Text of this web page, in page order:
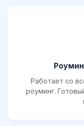
Работает со
роуминг.